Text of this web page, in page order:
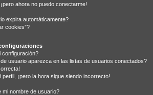
ahora no puedo conectarme!
expira automáticamente?
cookies”?
configuración?
usuario aparezca en las listas de usuarios conectados?
¡pero la hora sigue siendo incorrecto!
mi nombre de usuario?